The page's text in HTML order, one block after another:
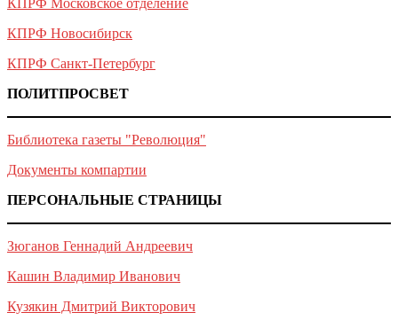
КПРФ Новосибирск
КПРФ Санкт-Петербург
ПОЛИТПРОСВЕТ
Библиотека газеты "Революция"
Документы компартии
ПЕРСОНАЛЬНЫЕ СТРАНИЦЫ
Зюганов Геннадий Андреевич
Кашин Владимир Иванович
Кузякин Дмитрий Викторович